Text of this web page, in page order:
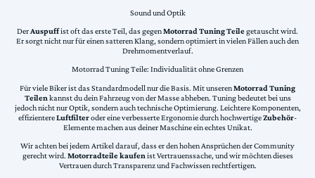
Sound und Optik
DerAuspuffist oft das erste Teil, das gegenMotorrad Tuning Teilegetauscht wird.
Er sorgt nicht nur für einen satteren Klang, sondern optimiert in vielen Fällen auch den
Drehmomentverlauf.
Motorrad Tuning Teile: Individualität ohne Grenzen
Für viele Biker ist das Standardmodell nur die Basis. Mit unserenMotorrad Tuning
Teilen kannst du dein Fahrzeug von der Masse abheben. Tuning bedeutet bei uns
jedoch nicht nur Optik, sondern auch technische Optimierung. Leichtere Komponenten,
effizientereLuftfilteroder eine verbesserte Ergonomie durch hochwertigeZubehör-
Elemente machen aus deiner Maschine ein echtes Unikat.
Wir achten bei jedem Artikel darauf, dass er den hohen Ansprüchen der Community
gerecht wird. Motorradteile kaufen ist Vertrauenssache, und wir möchten dieses
Vertrauen durch Transparenz und Fachwissen rechtfertigen.